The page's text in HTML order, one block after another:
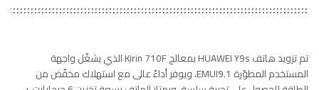
تم تزويد هاتف HUAWEI Y9s بمعالج Kirin 710F الذي يشغّل واجهة
المستخدم المطوّرة EMUI9.1، ويوفر أداءً عالى مع استهلاك مخفّض من